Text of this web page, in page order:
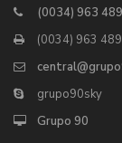
(0034) 963
(0034) 963
grupo90sky
Grupo 90